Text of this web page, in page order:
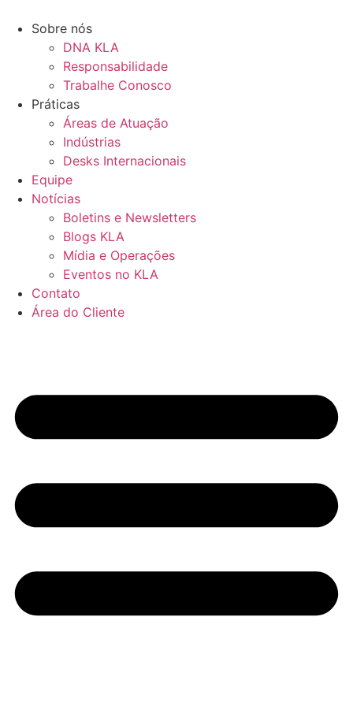
para
conteúdo
Sobre nós
DNA KLA
Responsabilidade
Trabalhe Conosco
Práticas
Áreas de Atuação
Indústrias
Desks Internacionais
Equipe
Notícias
Boletins e Newsletters
Blogs KLA
Mídia e Operações
Eventos no KLA
Contato
Área do Cliente